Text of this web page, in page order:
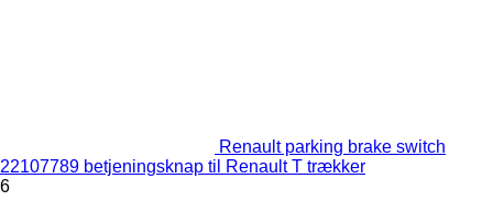
Renault parking brake switch
22107789 betjeningsknap til Renault T trækker
6